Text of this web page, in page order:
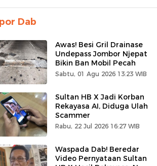
Dab
Awas! Besi Gril Drainase
Undepass Jombor Njepat
Bikin Ban Mobil Pecah
Sabtu, 01 Agu 2026 13:23 WIB
Sultan HB X Jadi Korban
Rekayasa AI, Diduga Ulah
Scammer
Rabu, 22 Jul 2026 16:27 WIB
Waspada Dab! Beredar
Video Pernyataan Sultan